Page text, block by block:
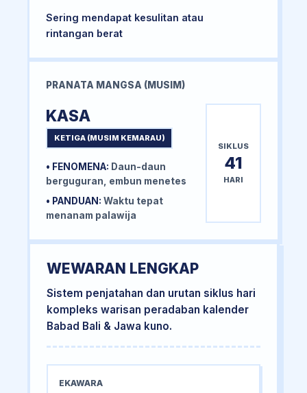
Sering mendapat kesulitan atau
rintangan berat
PRANATA MANGSA (MUSIM)
KASA
KETIGA (MUSIM KEMARAU)
• FENOMENA: Daun-daun
berguguran, embun menetes
• PANDUAN: Waktu tepat
menanam palawija
SIKLUS
41
HARI
WEWARAN LENGKAP
Sistem penjatahan dan urutan siklus hari
kompleks warisan peradaban kalender
Babad Bali & Jawa kuno.
EKAWARA